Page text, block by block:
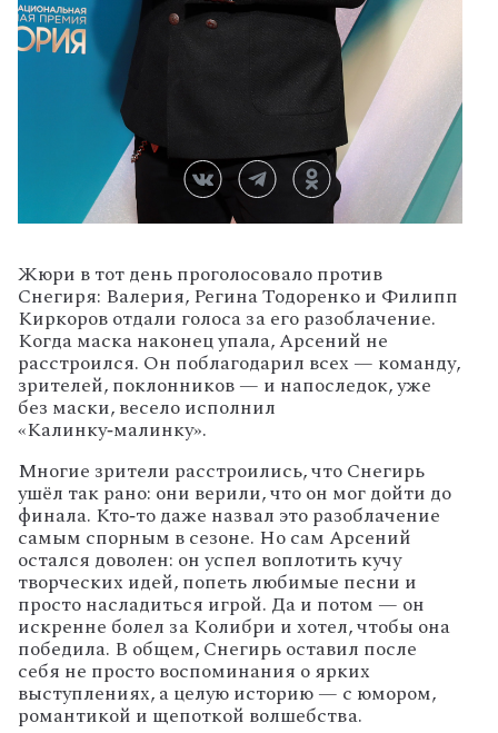
Жюри в тот день проголосовало против
Снегиря: Валерия, Регина Тодоренко и Филипп
Киркоров отдали голоса за его разоблачение.
Когда маска наконец упала, Арсений не
расстроился. Он поблагодарил всех — команду,
зрителей, поклонников — и напоследок, уже
без маски, весело исполнил
«Калинку‑малинку».
Многие зрители расстроились, что Снегирь
ушёл так рано: они верили, что он мог дойти до
финала. Кто‑то даже назвал это разоблачение
самым спорным в сезоне. Но сам Арсений
остался доволен: он успел воплотить кучу
творческих идей, попеть любимые песни и
просто насладиться игрой. Да и потом — он
искренне болел за Колибри и хотел, чтобы она
победила. В общем, Снегирь оставил после
себя не просто воспоминания о ярких
выступлениях, а целую историю — с юмором,
романтикой и щепоткой волшебства.